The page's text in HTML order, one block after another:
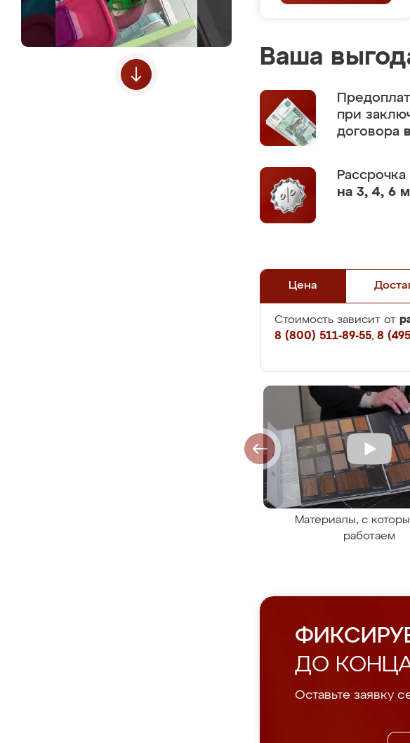
Ваша
при
договора
Рассрочка
на 3, 4, 6
Цена
Стоимость зависит от
8 (800) 511-89-55, 8
Материалы, с
работаем
ДО
Оставьте заявку